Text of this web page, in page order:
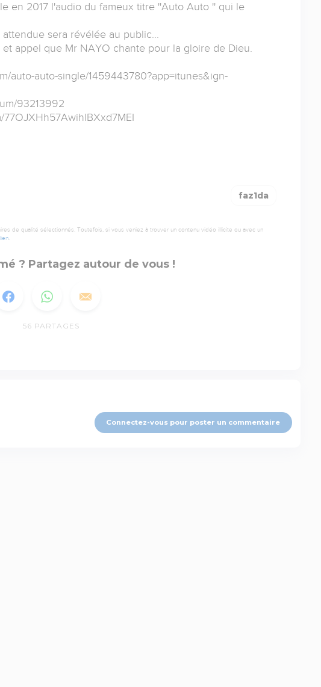
en 2017 l'audio du fameux titre ''Auto Auto '' qui le
sera révélée au public...
et appel que Mr NAYO chante pour la gloire de Dieu.
auto-auto-single/1459443780?app=itunes&ign-
93213992
faz1da
de qualité sélectionnés. Toutefois, si vous veniez à trouver un contenu vidéo illicite ou avec un
.
? Partagez autour de vous !
56 PARTAGES
Connectez-vous pour poster un commentaire